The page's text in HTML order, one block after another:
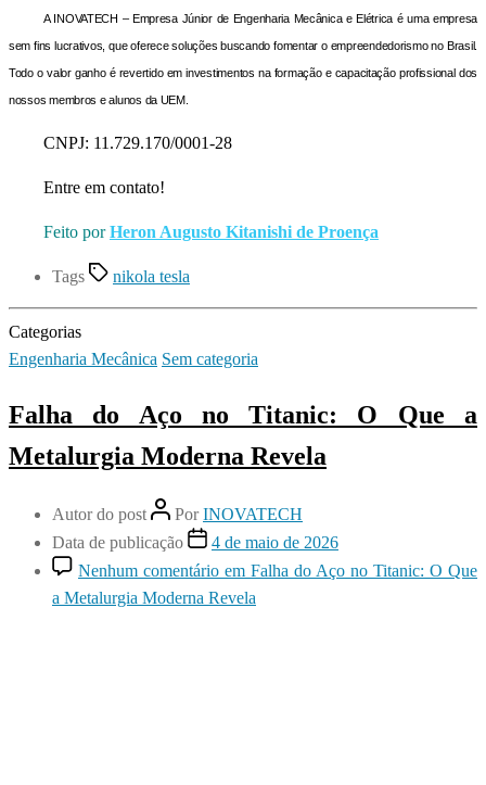
A INOVATECH – Empresa Júnior de Engenharia Mecânica e Elétrica é uma empresa
sem fins lucrativos, que oferece soluções buscando fomentar o empreendedorismo no Brasil.
Todo o valor ganho é revertido em investimentos na formação e capacitação profissional dos
nossos membros e alunos da UEM.
CNPJ: 11.729.170/0001-28
Entre em contato!
Feito porHeron Augusto Kitanishi de Proença
Tags nikola tesla
Categorias
Engenharia Mecânica Sem categoria
Falha do Aço no Titanic: O Que a
Metalurgia Moderna Revela
Autor do post PorINOVATECH
Data de publicação
4 de maio de 2026
Nenhum comentário em Falha do Aço no Titanic: O Que
a Metalurgia Moderna Revela